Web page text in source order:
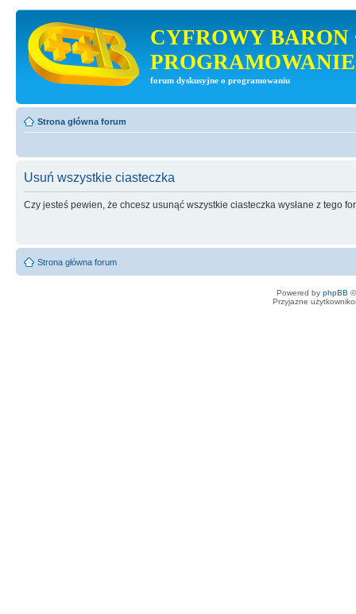
CYFROWY BARON
PROGRAMOWANIE
forum dyskusyjne o programowaniu
Strona główna forum
Usuń wszystkie ciasteczka
Czy jesteś pewien, że chcesz usunąć wszystkie ciasteczka wysłane z tego
Strona główna forum
Powered by phpBB
Przyjazne